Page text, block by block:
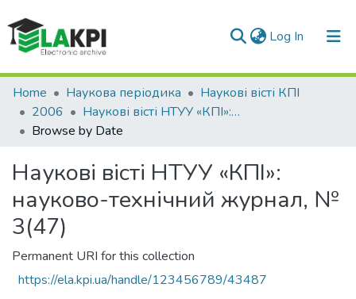
Log In (current)
Communities & Collections
All of DSpace
Home Наукова періодика
Наукові вісті КПІ
2006
Наукові вісті НТУУ «КПІ»: науково-технічний журнал, № 3(47)
Browse by Date
Наукові вісті НТУУ «КПІ»:
науково-технічний журнал, №
3(47)
Permanent URI for this collection
https://ela.kpi.ua/handle/123456789/43487